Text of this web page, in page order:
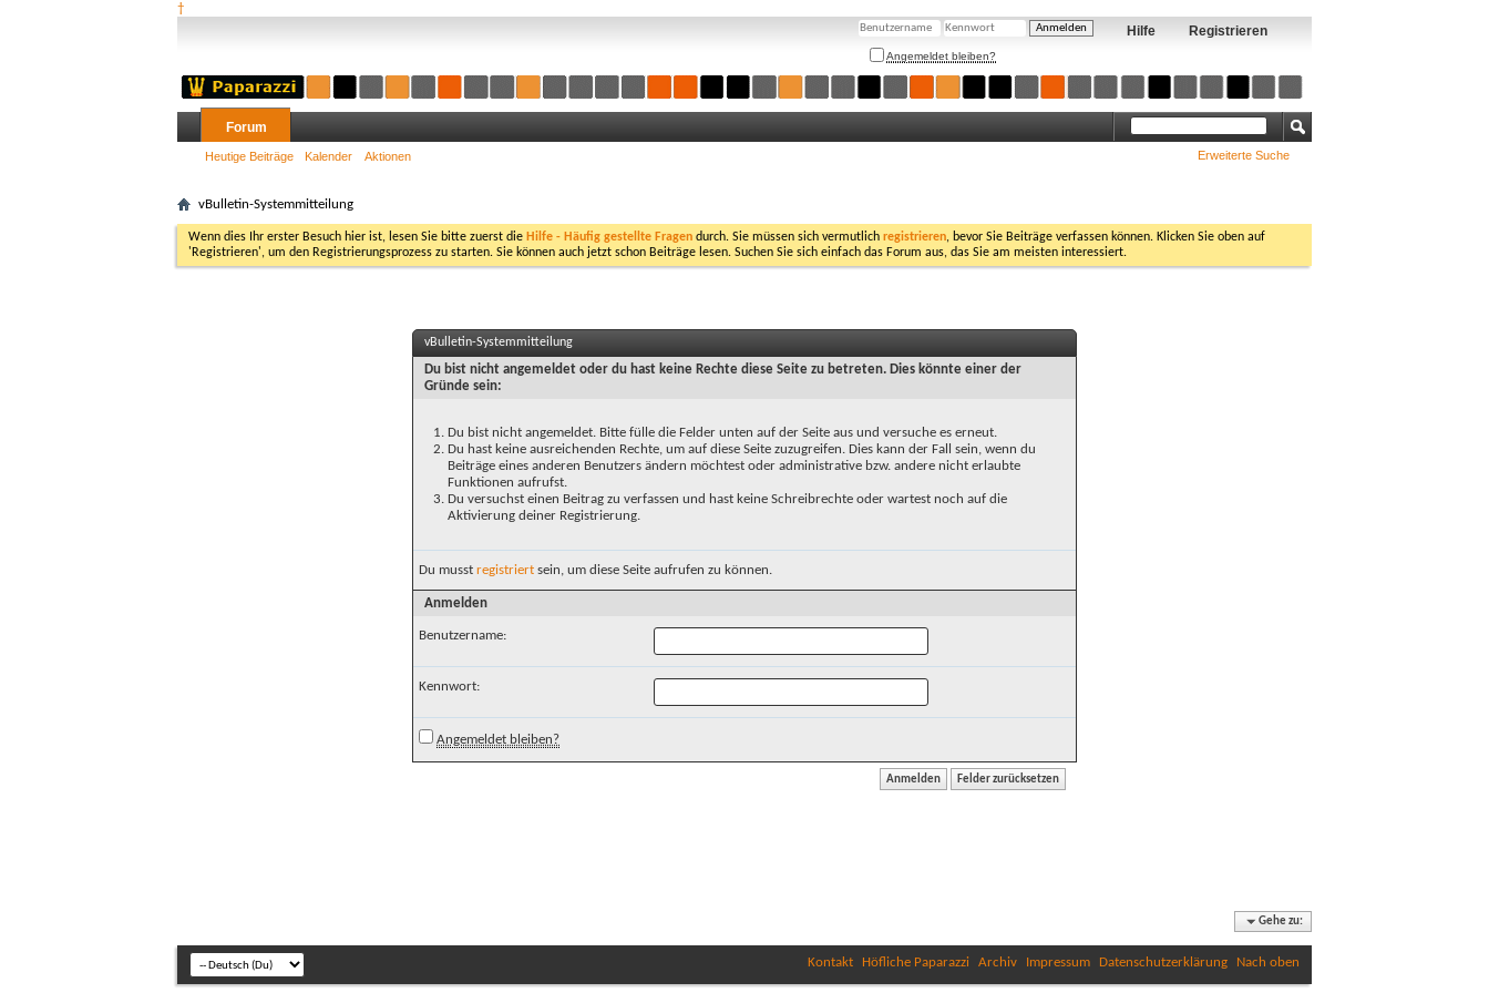
†
Registrieren
Hilfe
Angemeldet bleiben?
Forum
Heutige Beiträge Kalender Aktionen Erweiterte Suche
vBulletin-Systemmitteilung
Wenn dies Ihr erster Besuch hier ist, lesen Sie bitte zuerst die Hilfe - Häufig gestellte Fragen durch. Sie müssen sich vermutlich registrieren, bevor Sie Beiträge verfassen können. Klicken Sie oben auf
'Registrieren', um den Registrierungsprozess zu starten. Sie können auch jetzt schon Beiträge lesen. Suchen Sie sich einfach das Forum aus, das Sie am meisten interessiert.
vBulletin-Systemmitteilung
Du bist nicht angemeldet oder du hast keine Rechte diese Seite zu betreten. Dies könnte einer der
Gründe sein:
Du bist nicht angemeldet. Bitte fülle die Felder unten auf der Seite aus und versuche es erneut.
Du hast keine ausreichenden Rechte, um auf diese Seite zuzugreifen. Dies kann der Fall sein, wenn du
Beiträge eines anderen Benutzers ändern möchtest oder administrative bzw. andere nicht erlaubte
Funktionen aufrufst.
Du versuchst einen Beitrag zu verfassen und hast keine Schreibrechte oder wartest noch auf die
Aktivierung deiner Registrierung.
Du musst registriert sein, um diese Seite aufrufen zu können.
Anmelden
Benutzername:
Kennwort:
Angemeldet bleiben?
Gehe zu:
Kontakt Höfliche Paparazzi Archiv Impressum Datenschutzerklärung Nach oben